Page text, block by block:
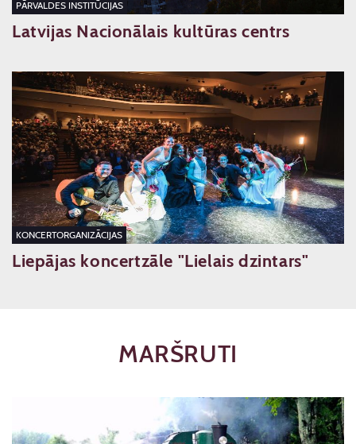
PĀRVALDES INSTITŪCIJAS
Latvijas Nacionālais kultūras centrs
KONCERTORGANIZĀCIJAS
Liepājas koncertzāle "Lielais dzintars"
MARŠRUTI